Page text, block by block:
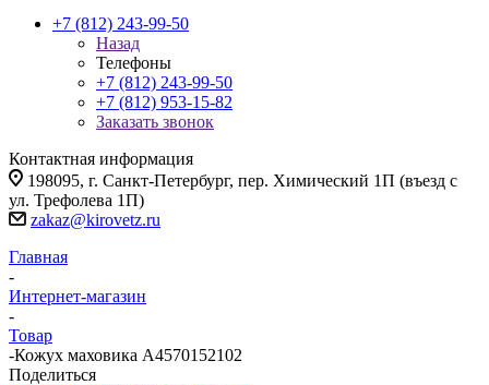
+7 (812) 243-99-50
Назад
Телефоны
+7 (812) 243-99-50
+7 (812) 953-15-82
Заказать звонок
Контактная информация
198095, г. Санкт-Петербург, пер. Химический 1П (въезд с
ул. Трефолева 1П)
zakaz@kirovetz.ru
Главная
-
Интернет-магазин
-
Товар
-Кожух маховика A4570152102
Поделиться